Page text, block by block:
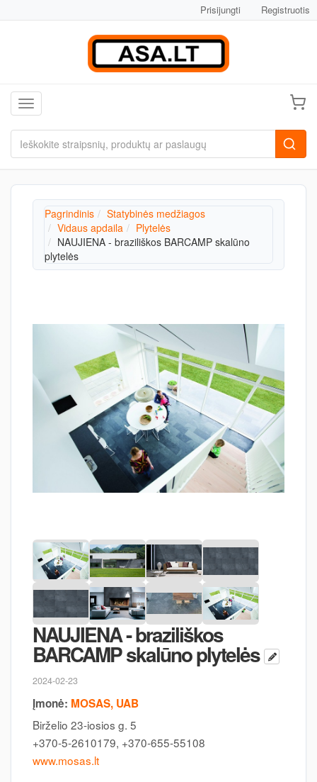
Prisijungti Registruotis
Toggle navigation
Pagrindinis
Statybinės medžiagos
Vidaus apdaila
Plytelės
NAUJIENA - braziliškos BARCAMP skalūno
plytelės
NAUJIENA - braziliškos
BARCAMP skalūno plytelės
2024-02-23
Įmonė: MOSAS, UAB
Birželio 23-iosios g. 5
+370-5-2610179, +370-655-55108
www.mosas.lt